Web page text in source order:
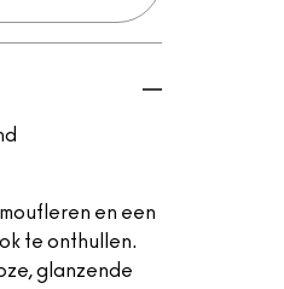
en een
te onthullen.
glanzende